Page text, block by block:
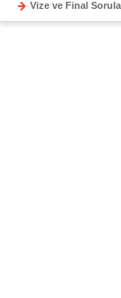
Vize ve Final